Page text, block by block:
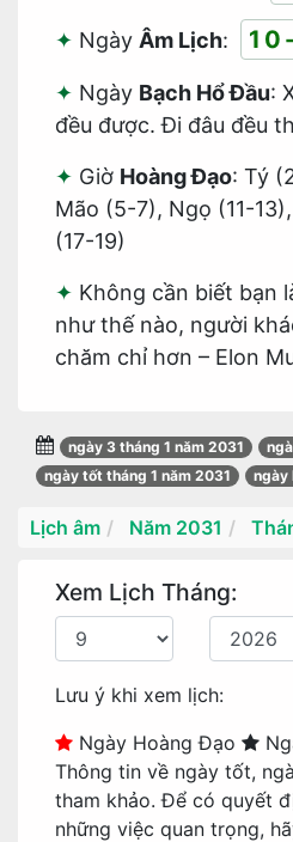
Ngày Âm Lịch:
Ngày Bạch Hổ Đầu:
đều được. Đi đâu đều
Giờ Hoàng Đạo: Tý
Mão (5-7), Ngọ (11-
(17-19)
Không cần biết bạn
như thế nào, người
chăm chỉ hơn – Elon
ngày 3 tháng 1 năm 2031
ngày tốt tháng 1 năm 2031
ngày
Lịch âm Năm 2031
Xem Lịch Tháng:
Lưu ý khi xem lịch:
Ngày Hoàng Đạo
Thông tin về ngày tốt,
tham khảo. Để có quyết
những việc quan trọng,